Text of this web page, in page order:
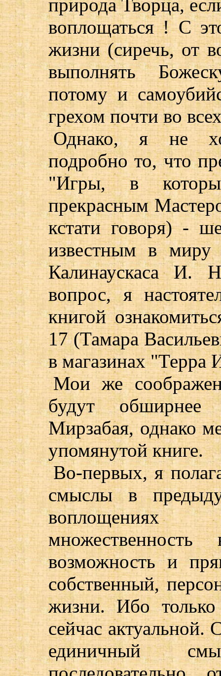
природа Творца,
воплощаться ! С
жизни (сиречь, от
выполнять
потому и
грехом почти во
Однако, я не
подробно то, что
"Игры, в
прекрасным
кстати говоря) -
известным в миру
Калинаускаса И.
вопрос, я
книгой
17 (Тамара
в магазинах "Терра
Мои же
будут обширнее
Мирзабая, однако
упомянутой книге.
Во-первых, я
смыслы в
возможность и
собственный,
жизни. Ибо
сейчас актуальной.
единичный